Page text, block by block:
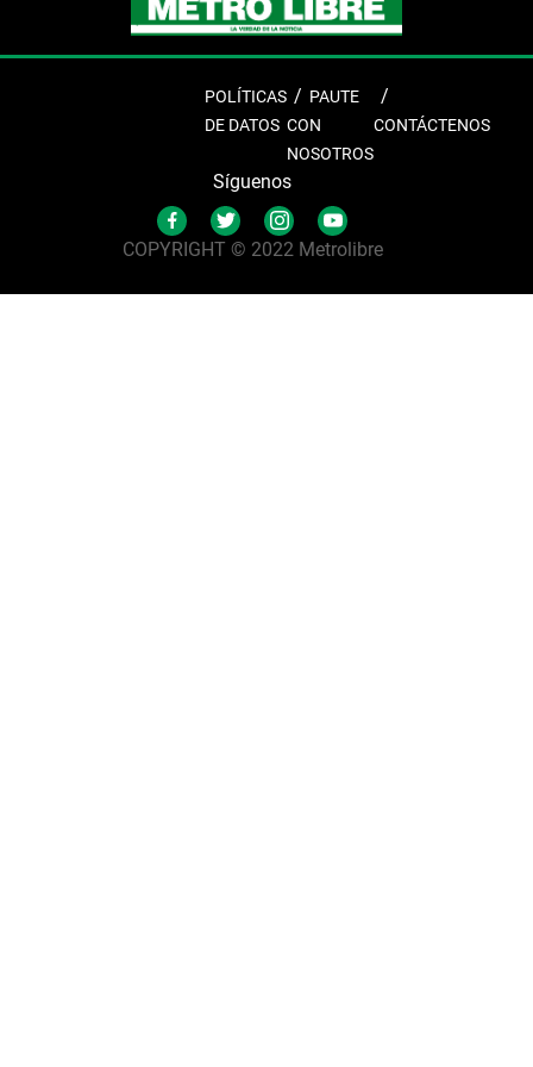
POLÍTICAS
DE DATOS
PAUTE
CON
NOSOTROS
CONTÁCTENOS
Síguenos
COPYRIGHT © 2022 Metrolibre